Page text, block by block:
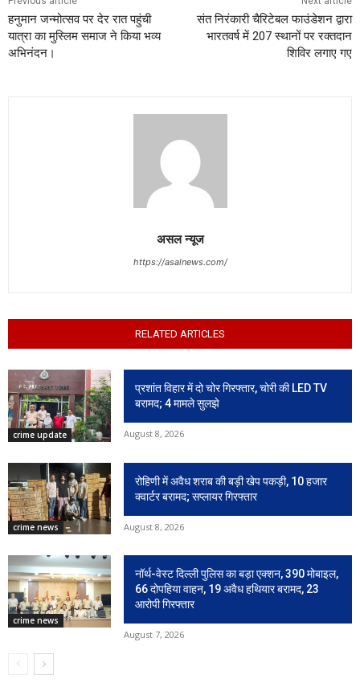
हनुमान जन्मोत्सव पर देर रात पहुंची
यात्रा का मुस्लिम समाज ने किया भव्य
अभिनंदन।
संत निरंकारी चैरिटेबल फाउंडेशन द्वारा
भारतवर्ष में 207 स्थानों पर रक्तदान
शिविर लगाए गए
असल न्यूज
https://asalnews.com/
RELATED ARTICLES
crime update
प्रशांत विहार में दो चोर गिरफ्तार, चोरी की LED TV
बरामद; 4 मामले सुलझे
August 8, 2026
crime news
रोहिणी में अवैध शराब की बड़ी खेप पकड़ी, 10 हजार
क्वार्टर बरामद; सप्लायर गिरफ्तार
August 8, 2026
crime news
नॉर्थ-वेस्ट दिल्ली पुलिस का बड़ा एक्शन, 390 मोबाइल,
66 दोपहिया वाहन, 19 अवैध हथियार बरामद, 23
आरोपी गिरफ्तार
August 7, 2026